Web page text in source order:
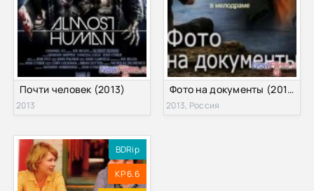
Почти человек (2013)
2013
Фото на документы (2013)
2013, Россия
BDRip
KP 6.6